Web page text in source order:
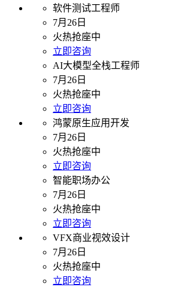
软件测试工程师
7月26日
火热抢座中
立即咨询
AI大模型全栈工程师
7月26日
火热抢座中
立即咨询
鸿蒙原生应用开发
7月26日
火热抢座中
立即咨询
智能职场办公
7月26日
火热抢座中
立即咨询
VFX商业视效设计
7月26日
火热抢座中
立即咨询